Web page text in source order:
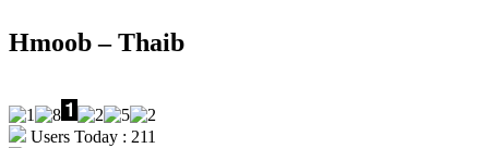
Hmoob – Thaib
Users Today : 211